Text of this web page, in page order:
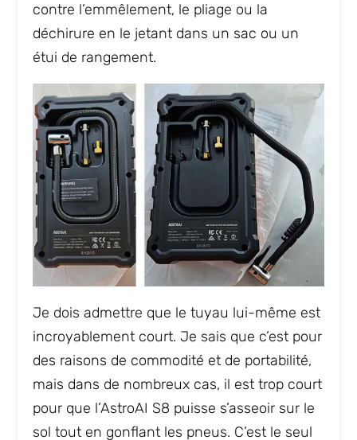
contre l’emmêlement, le pliage ou la
déchirure en le jetant dans un sac ou un
étui de rangement.
Je dois admettre que le tuyau lui-même est
incroyablement court. Je sais que c’est pour
des raisons de commodité et de portabilité,
mais dans de nombreux cas, il est trop court
pour que l’AstroAI S8 puisse s’asseoir sur le
sol tout en gonflant les pneus. C’est le seul